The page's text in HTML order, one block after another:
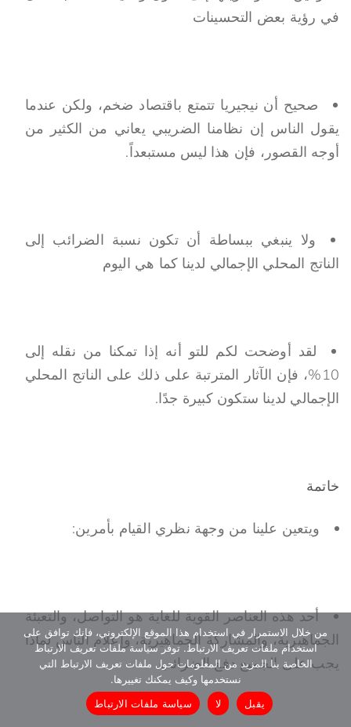
في رؤية بعض التحسينات
صحيح أن نيجيريا تتمتع باقتصاد ضخم، ولكن عندما
يقول الناس إن نظامنا الضريبي يعاني من الكثير من
أوجه القصور، فإن هذا ليس مستبعداً.
ولا ينبغي ببساطة أن تكون نسبة الضرائب إلى
الناتج المحلي الإجمالي لدينا كما هي اليوم
لقد أوضحت لكم للتو أنه إذا تمكنا من نقله إلى
10%، فإن الآثار المترتبة على ذلك على الناتج المحلي
الإجمالي لدينا ستكون كبيرة جدًا.
خاتمة
ويتعين علينا من وجهة نظري القيام بأمرين:
أحد هذه العناصر القوية للغاية هو التواصل، والتعبئة
الجماهيرية، والمشاركة الجماهيرية، وإعلام الناس لماذا
يجب على الجميع دفع الضرائب.
من خلال الاستمرار في استخدام هذا الموقع الإلكتروني، فإنك توافق على
استخدام ملفات تعريف الارتباط. توفر سياسة ملفات تعريف الارتباط
الخاصة بنا المزيد من المعلومات حول ملفات تعريف الارتباط التي
نستخدمها وكيف يمكنك تغييرها.
يقبل
لا سياسة ملفات الارتباط